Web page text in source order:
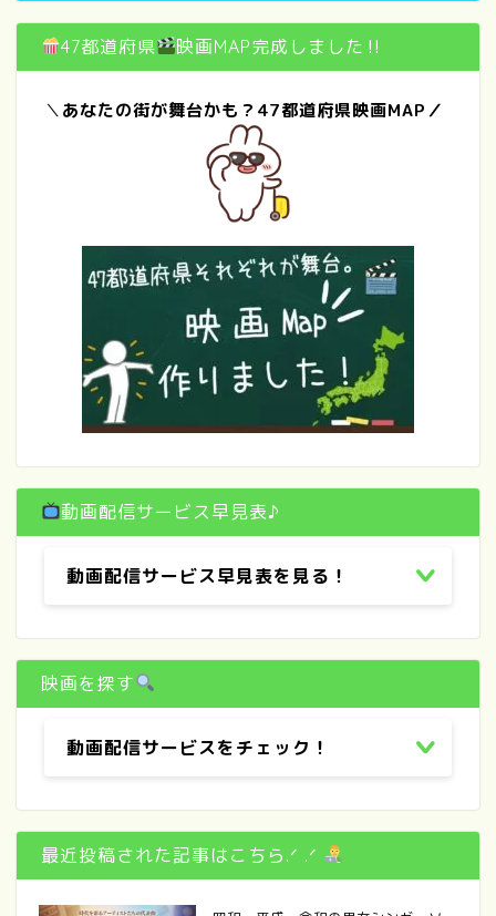
47都道府県 映画MAP完成しました‼
＼あなたの街が舞台かも？47都道府県映画MAP／
動画配信サービス早見表♪
動画配信サービス早見表を見る！
映画を探す
動画配信サービスをチェック！
最近投稿された記事はこちら.ᐟ .ᐟ